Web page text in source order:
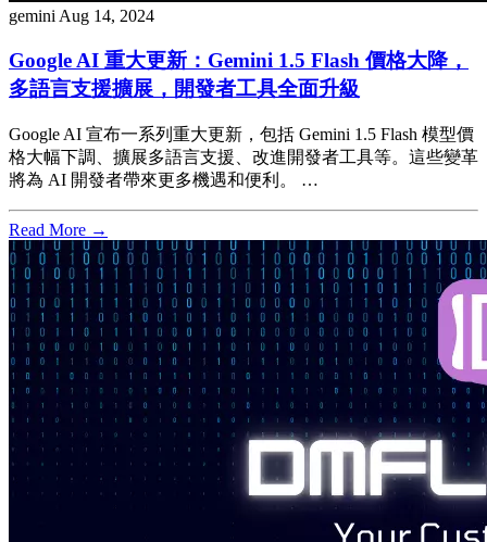
gemini Aug 14, 2024
Google AI 重大更新：Gemini 1.5 Flash 價格大降，
多語言支援擴展，開發者工具全面升級
Google AI 宣布一系列重大更新，包括 Gemini 1.5 Flash 模型價
格大幅下調、擴展多語言支援、改進開發者工具等。這些變革
將為 AI 開發者帶來更多機遇和便利。 …
Read More →